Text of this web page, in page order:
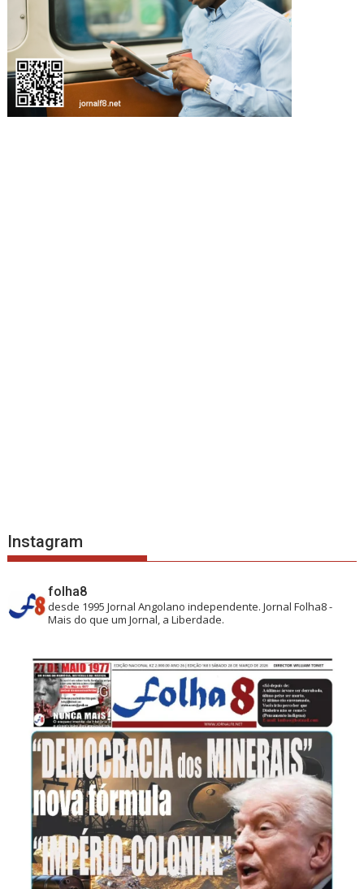
Instagram
folha8
desde 1995 Jornal Angolano independente.Jornal Folha8 -
Mais do que um Jornal, a Liberdade.